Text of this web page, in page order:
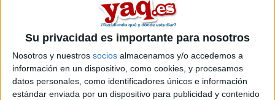
Su privacidad es importante para nosotros
Nosotros y nuestros socios almacenamos y/o accedemos a
información en un dispositivo, como cookies, y procesamos
datos personales, como identificadores únicos e información
estándar enviada por un dispositivo para publicidad y contenido
Sobre ti